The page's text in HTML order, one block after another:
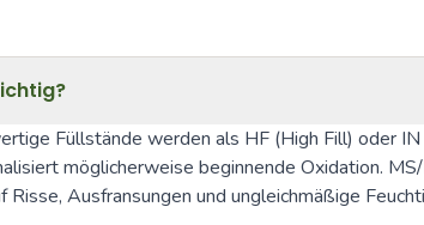
Füllstände werden als HF (High Fill) oder
möglicherweise beginnende Oxidation.
Ausfransungen und ungleichmäßige